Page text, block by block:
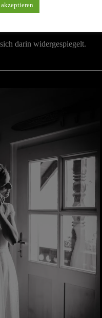
statt und es blieb
darin widergespiegelt.